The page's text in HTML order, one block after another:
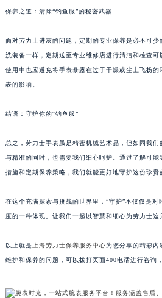
保养之道：清除“钓鱼服”的秘密武器
面对劳力士进灰的问题，定期的专业保养是必不可少
洗装备一样，定期送至专业维修店进行清洁和检查
使用中也应避免将手表暴露在过于干燥或尘土飞扬
表的影响。
结语：守护你的“钓鱼服”
总之，劳力士手表虽是精密机械艺术品，但如同我
与精准的同时，也需要我们细心呵护。通过了解可
措施和定期保养策略，我们就能更好地守护这份珍贵
在这个充满探索与挑战的世界里，“守护”不仅仅是
度的一种体现。让我们一起以智慧和细心为劳力士这
以上就是 上海劳力士保养服务中心为您分享的精彩内
维护和保养的问题，可以拨打页面400电话进行咨询